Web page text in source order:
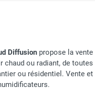
soufflant
pour
destruction
infrarouge
Diffusion propose la
chaud ou radiant, de
ou résidentiel. Vente